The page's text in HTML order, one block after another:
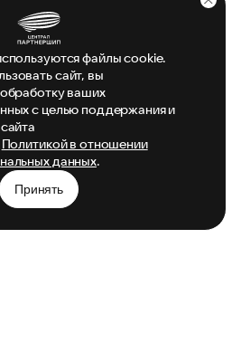
файлы cookie.
сайт, вы
ваших
с целью поддержания и
Политикой в отношении
данных.
Принять